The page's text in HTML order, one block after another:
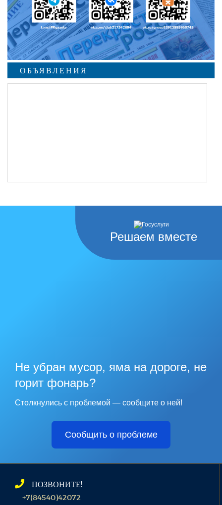
ОБЪЯВЛЕНИЯ
Решаем вместе
Не убран мусор, яма на дороге, не
горит фонарь?
Столкнулись с проблемой — сообщите о ней!
Сообщить о проблеме
ПОЗВОНИТЕ!
+7(84540)42072